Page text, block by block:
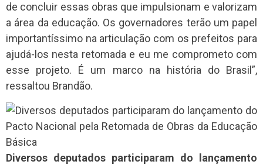
de concluir essas obras que impulsionam e valorizam
a área da educação. Os governadores terão um papel
importantíssimo na articulação com os prefeitos para
ajudá-los nesta retomada e eu me comprometo com
esse projeto. É um marco na história do Brasil”,
ressaltou Brandão.
Diversos deputados participaram do lançamento